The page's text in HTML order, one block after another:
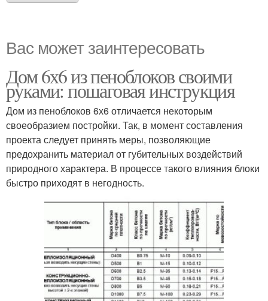
Вас может заинтересовать
Дом 6х6 из пеноблоков своими
руками: пошаговая инструкция
Дом из пеноблоков 6х6 отличается некоторым
своеобразием постройки. Так, в момент составления
проекта следует принять меры, позволяющие
предохранить материал от губительных воздействий
природного характера. В процессе такого влияния блоки
быстро приходят в негодность.